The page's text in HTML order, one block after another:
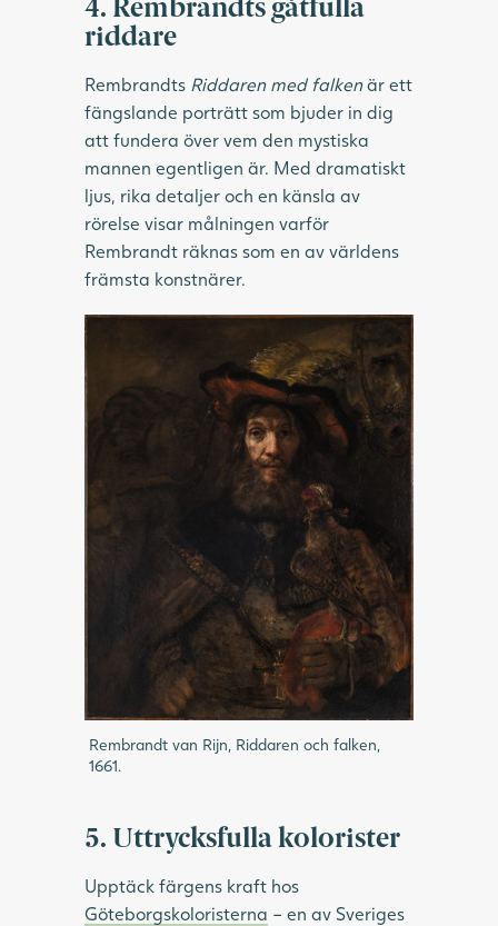
4. Rembrandts gåtfulla
riddare
Rembrandts Riddaren med falkenär ett
fängslande porträtt som bjuder in dig
att fundera över vem den mystiska
mannen egentligen är. Med dramatiskt
ljus, rika detaljer och en känsla av
rörelse visar målningen varför
Rembrandt räknas som en av världens
främsta konstnärer.
Rembrandt van Rijn, Riddaren och falken,
1661.
5. Uttrycksfulla kolorister
Upptäck färgens kraft hos
Göteborgskoloristerna – en av Sveriges